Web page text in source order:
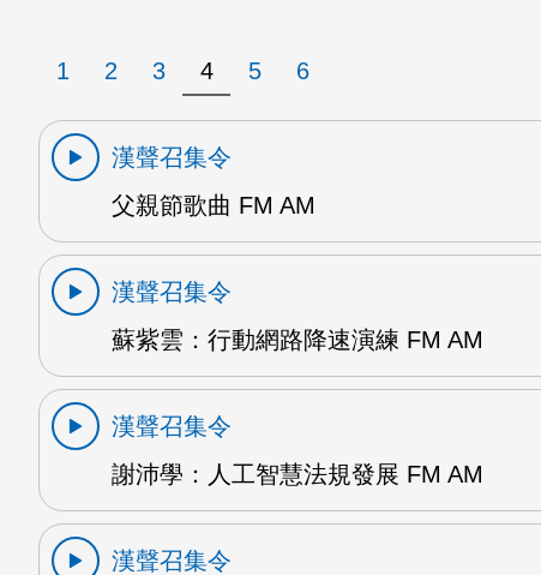
1 2 3 4 5 6
漢聲召集令
父親節歌曲 FM AM
漢聲召集令
蘇紫雲：行動網路降速演練 FM AM
漢聲召集令
謝沛學：人工智慧法規發展 FM AM
漢聲召集令